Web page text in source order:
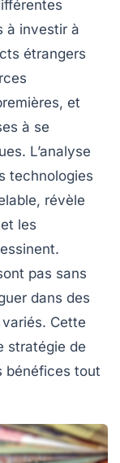
à investir à
étrangers
et
à se
L’analyse
technologies
révèle
les
pas sans
dans des
Cette
stratégie de
bénéfices tout